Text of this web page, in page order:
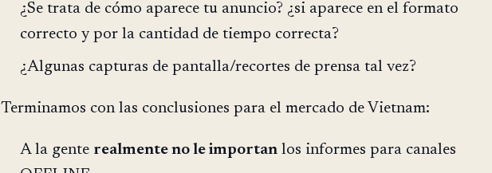
¿Se trata de cómo aparece tu anuncio? ¿si aparece en el formato
correcto y por la cantidad de tiempo correcta?
¿Algunas capturas de pantalla/recortes de prensa tal vez?
Terminamos con las conclusiones para el mercado de Vietnam:
A la gente realmente no le importan los informes para canales